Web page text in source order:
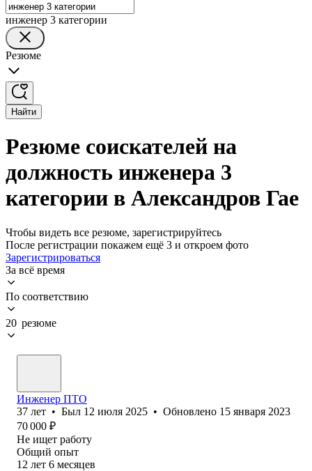
инженер 3 категории
Резюме
Найти
Резюме соискателей на
должность инженера 3
категории в Александров Гае
Чтобы видеть все резюме, зарегистрируйтесь
После регистрации покажем ещё 3 и откроем фото
Зарегистрироваться
За всё время
По соответствию
20 резюме
Инженер ПТО
37 лет • Был 12 июля 2025 • Обновлено 15 января 2023
70 000 ₽
Не ищет работу
Общий опыт
12 лет 6 месяцев